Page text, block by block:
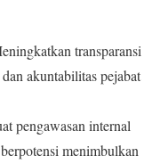
transparansi
akuntabilitas pejabat
pengawasan internal
menimbulkan